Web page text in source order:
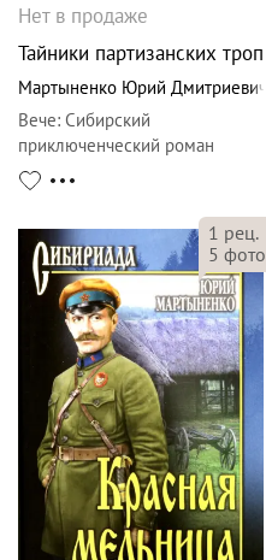
Нет в продаже
Тайники партизанских троп
Мартыненко Юрий Дмитриевич
Вече: Сибирский
приключенческий роман
1 рец.
5 фото